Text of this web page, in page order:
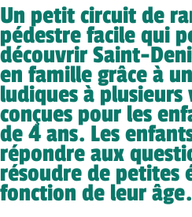
Un petit circuit de
pédestre facile qui
découvrir Saint-
en famille grâce à
ludiques à plusieurs
conçues pour les
de 4 ans. Les
répondre aux
résoudre de petites
fonction de leur âge.